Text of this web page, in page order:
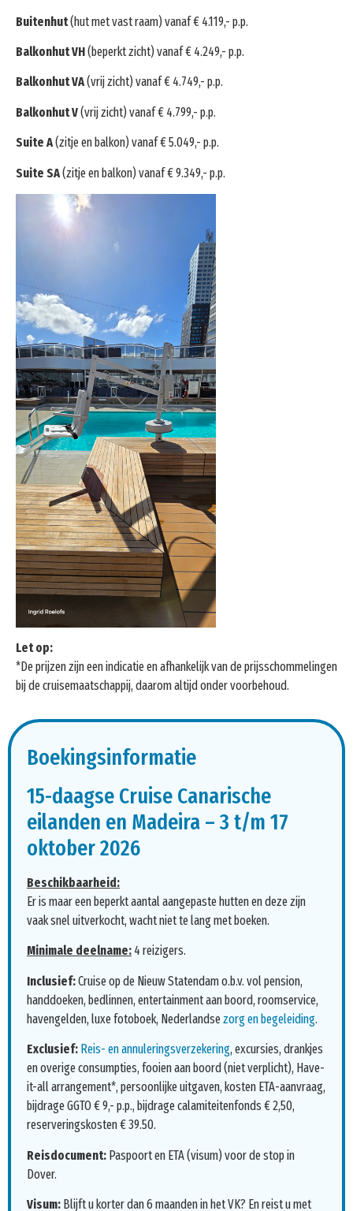
Buitenhut(hut met vast raam) vanaf € 4.119,- p.p.
Balkonhut VH(beperkt zicht) vanaf € 4.249,- p.p.
Balkonhut VA(vrij zicht) vanaf € 4.749,- p.p.
Balkonhut V(vrij zicht) vanaf € 4.799,- p.p.
Suite A(zitje en balkon) vanaf € 5.049,- p.p.
Suite SA(zitje en balkon) vanaf € 9.349,- p.p.
Let op:
*De prijzen zijn een indicatie en afhankelijk van de prijsschommelingen
bij de cruisemaatschappij, daarom altijd onder voorbehoud.
Boekingsinformatie
15-daagse Cruise Canarische
eilanden en Madeira – 3 t/m 17
oktober 2026
Beschikbaarheid:
Er is maar een beperkt aantal aangepaste hutten en deze zijn
vaak snel uitverkocht, wacht niet te lang met boeken.
Minimale deelname: 4 reizigers.
Inclusief:Cruise op de Nieuw Statendam o.b.v. vol pension,
handdoeken, bedlinnen, entertainment aan boord, roomservice,
havengelden, luxe fotoboek, Nederlandsezorg en begeleiding.
Exclusief: Reis- en annuleringsverzekering, excursies, drankjes
en overige consumpties, fooien aan boord (niet verplicht), Have-
it-all arrangement*, persoonlijke uitgaven, kosten ETA-aanvraag,
bijdrage GGTO € 9,- p.p., bijdrage calamiteitenfonds € 2,50,
reserveringskosten € 39.50.
Reisdocument: Paspoort en ETA (visum) voor de stop in
Dover.
Visum: Blijft u korter dan 6 maanden in het VK? En reist u met